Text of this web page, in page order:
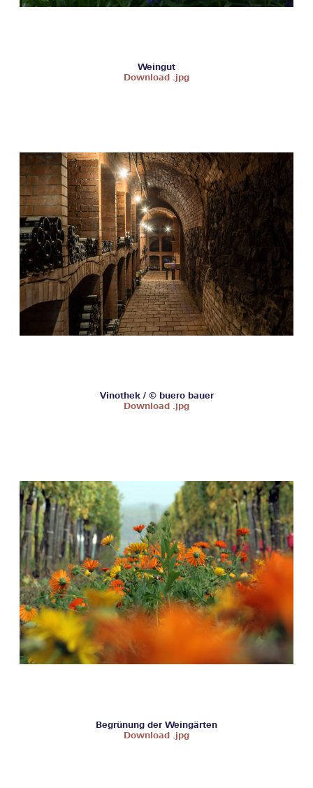
Weingut
Download .jpg
Vinothek / © buero bauer
Download .jpg
Begrünung der Weingärten
Download .jpg